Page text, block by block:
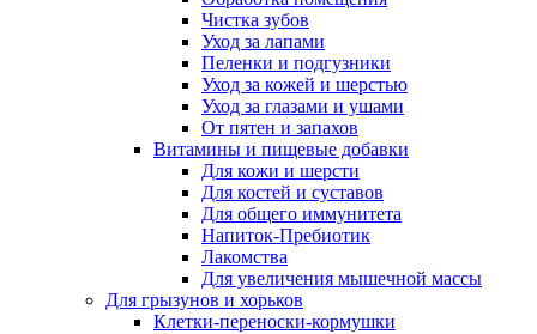
Чистка зубов
Уход за лапами
Пеленки и подгузники
Уход за кожей и шерстью
Уход за глазами и ушами
От пятен и запахов
Витамины и пищевые добавки
Для кожи и шерсти
Для костей и суставов
Для общего иммунитета
Напиток-Пребиотик
Лакомства
Для увеличения мышечной массы
Для грызунов и хорьков
Клетки-переноски-кормушки